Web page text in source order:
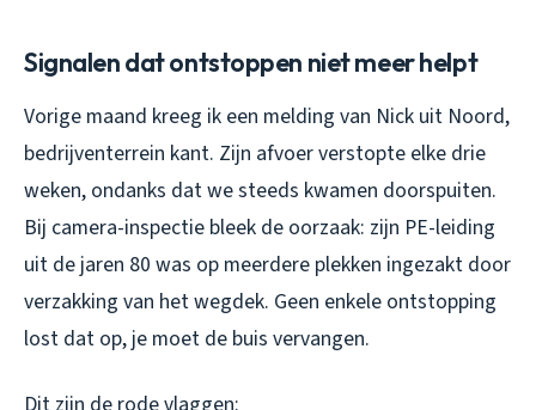
Signalen dat ontstoppen niet meer helpt
Vorige maand kreeg ik een melding van Nick uit Noord,
bedrijventerrein kant. Zijn afvoer verstopte elke drie
weken, ondanks dat we steeds kwamen doorspuiten.
Bij camera-inspectie bleek de oorzaak: zijn PE-leiding
uit de jaren 80 was op meerdere plekken ingezakt door
verzakking van het wegdek. Geen enkele ontstopping
lost dat op, je moet de buis vervangen.